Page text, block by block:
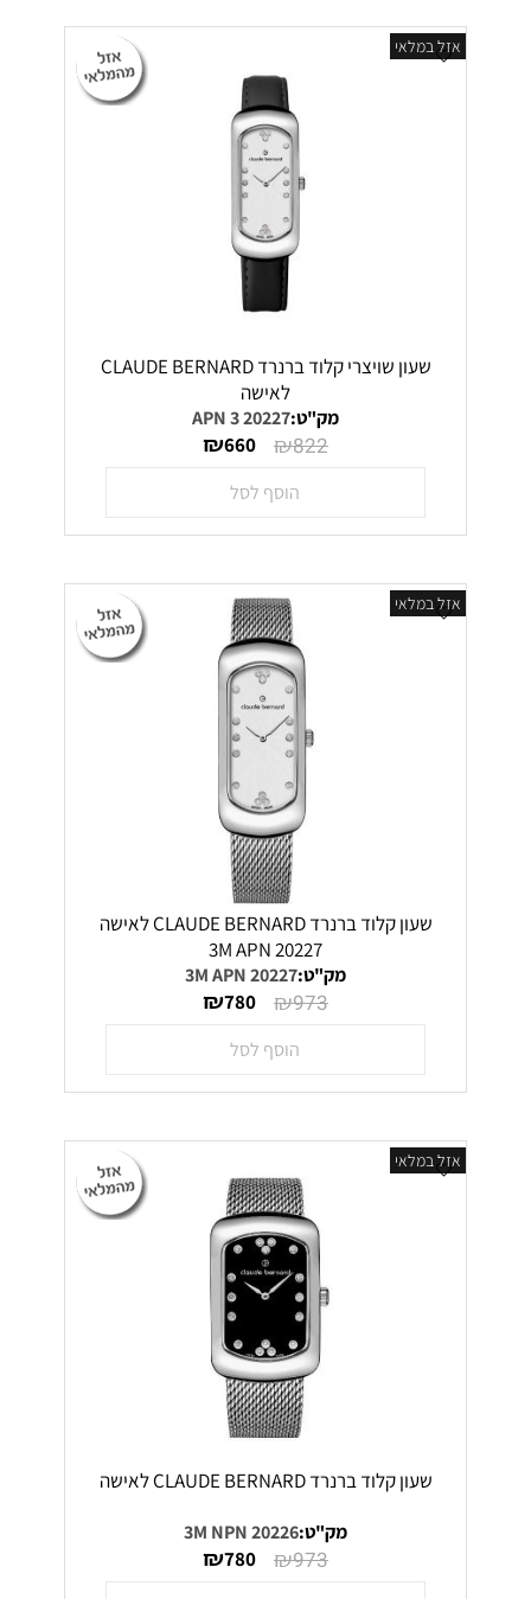
אזל במלאי
שעון שויצרי קלוד ברנרד CLAUDE BERNARD
לאישה
מק"ט:20227 3 APN
₪822
₪660
הוסף לסל
אזל במלאי
שעון קלוד ברנרד CLAUDE BERNARD לאישה
20227 3M APN
מק"ט:20227 3M APN
₪973
₪780
הוסף לסל
אזל במלאי
שעון קלוד ברנרד CLAUDE BERNARD לאישה
מק"ט:20226 3M NPN
₪973
₪780